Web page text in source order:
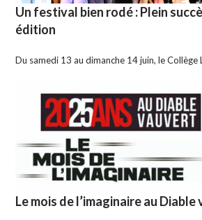
Un festival bien rodé : Plein
édition
Du samedi 13 au dimanche 14 juin, le Collège
Le mois de l’imaginaire au